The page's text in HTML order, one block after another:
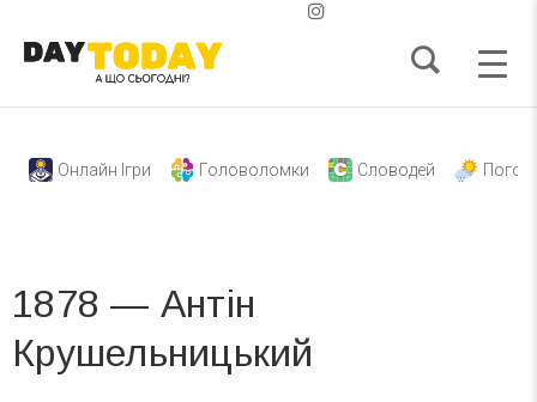
Онлайн Ігри Головоломки Словодей
1878 — Антін
Крушельницький